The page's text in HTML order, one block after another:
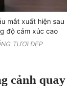
mắt xuất hiện sau
độ cảm xúc cao
TƯƠI ĐẸP
cảnh quay